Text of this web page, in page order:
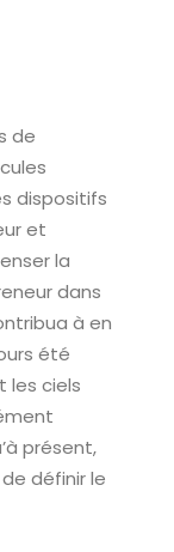
de
dispositifs
et
la
dans
à en
été
les ciels
présent,
définir le